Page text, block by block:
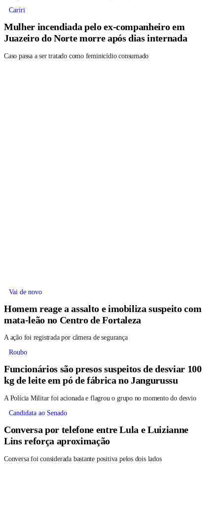
Cariri
Mulher incendiada pelo ex-companheiro em
Juazeiro do Norte morre após dias internada
Caso passa a ser tratado como feminicídio consumado
Vai de novo
Homem reage a assalto e imobiliza suspeito com
mata-leão no Centro de Fortaleza
A ação foi registrada por câmera de segurança
Roubo
Funcionários são presos suspeitos de desviar 100
kg de leite em pó de fábrica no Jangurussu
A Polícia Militar foi acionada e flagrou o grupo no momento do desvio
Candidata ao Senado
Conversa por telefone entre Lula e Luizianne
Lins reforça aproximação
Conversa foi considerada bastante positiva pelos dois lados